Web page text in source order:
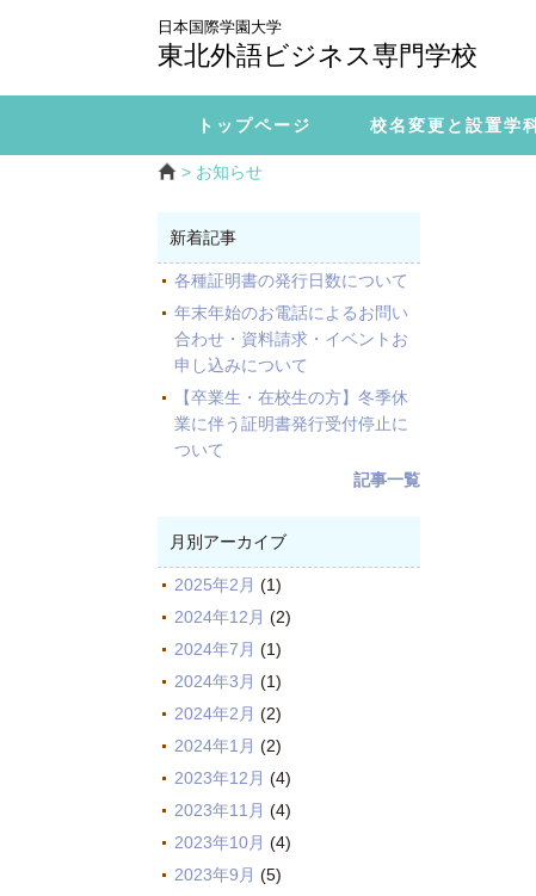
日本国際学園大学
東北外語ビジネス専門学校
トップページ 校名変更と設置学
> お知らせ
新着記事
各種証明書の発行日数について
年末年始のお電話によるお問い
合わせ・資料請求・イベントお
申し込みについて
【卒業生・在校生の方】冬季休
業に伴う証明書発行受付停止に
ついて
記事一覧
月別アーカイブ
2025年2月 (1)
2024年12月 (2)
2024年7月 (1)
2024年3月 (1)
2024年2月 (2)
2024年1月 (2)
2023年12月 (4)
2023年11月 (4)
2023年10月 (4)
2023年9月 (5)